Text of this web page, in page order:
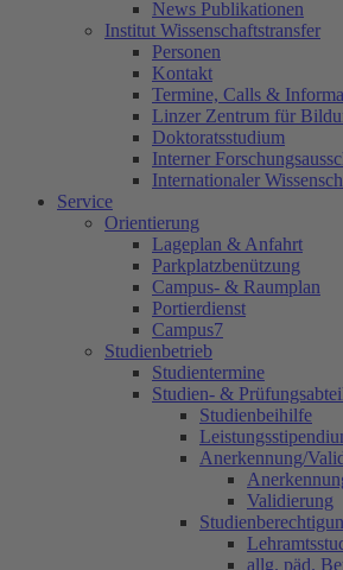
News Publikationen
Institut Wissenschaftstransfer
Personen
Kontakt
Termine, Calls &
Linzer Zentrum für
Doktoratsstudium
Interner
Internationaler
Service
Orientierung
Lageplan & Anfahrt
Parkplatzbenützung
Campus- & Raumplan
Portierdienst
Campus7
Studienbetrieb
Studientermine
Studien- &
Studienbeihilfe
Anerkennung/
Validierung
allg. päd.